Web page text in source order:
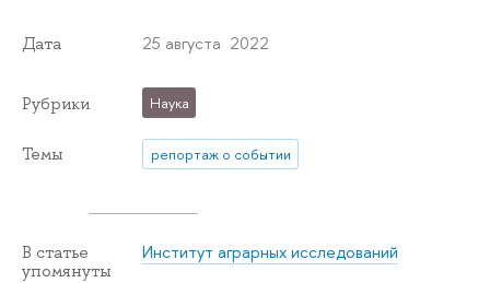
Дата 25 августа 2022
Рубрики Наука
Темы репортаж о событии
В статье
упомянуты
Институт аграрных исследований